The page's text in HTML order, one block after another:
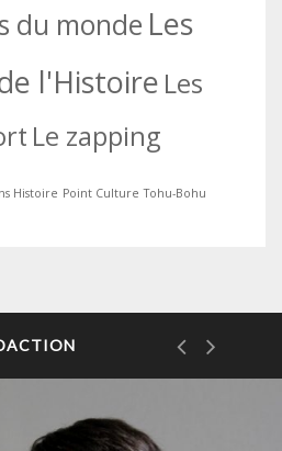
du monde Les
l'Histoire Les
Le zapping
Histoire Point Culture Tohu-Bohu